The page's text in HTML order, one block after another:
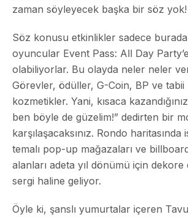
zaman söyleyecek başka bir söz yok!
Söz konusu etkinlikler sadece
oyuncular Event Pass: All Day
olabiliyorlar. Bu olayda neler neler
Görevler, ödüller, G-Coin, BP ve tabii
kozmetikler. Yani, kısaca
ben böyle de güzelim!” dedirten bir
karşılaşacaksınız. Rondo haritasında
temalı pop-up mağazaları ve
alanları adeta yıl dönümü için dekore
sergi haline geliyor.
Öyle ki, şanslı yumurtalar içeren